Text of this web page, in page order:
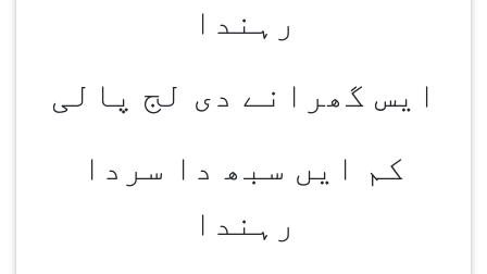
رہندا
ایس گھرانے دی لج پالی
کم ایں سبھ دا سردا
رہندا